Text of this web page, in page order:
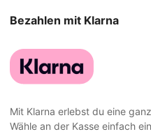
Bezahlen mit Klarna
Mit Klarna erlebst du eine
Wähle an der Kasse einfach